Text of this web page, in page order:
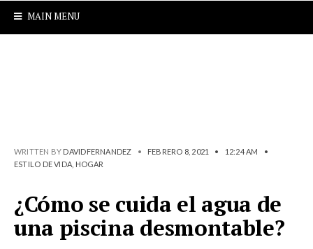
MAIN MENU
WRITTEN BY DAVIDFERNANDEZ • FEBRERO 8, 2021 • 12:24 AM
•
ESTILO DE VIDA HOGAR
¿Cómo se cuida el agua de
una piscina desmontable?